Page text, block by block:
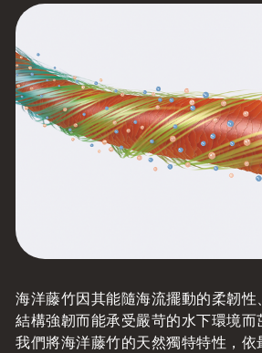
海洋藤竹因其能隨海流擺動的柔韌性
結構強韌而能承受嚴苛的水下環境而
我們將海洋藤竹的天然獨特特性，